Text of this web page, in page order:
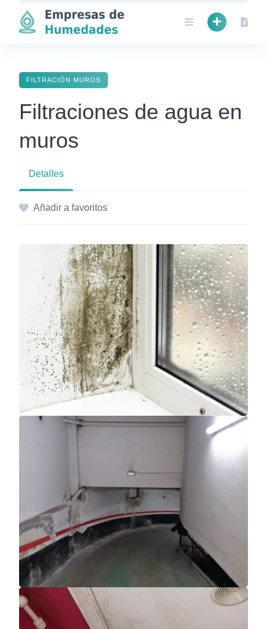
content
FILTRACIÓN MUROS
Filtraciones de agua en
muros
Detalles
Añadir a favoritos